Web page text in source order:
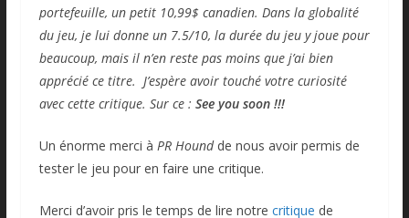
portefeuille, un petit 10,99$ canadien. Dans la globalité
du jeu, je lui donne un 7.5/10, la durée du jeu y joue pour
beaucoup, mais il n’en reste pas moins que j’ai bien
apprécié ce titre. J’espère avoir touché votre curiosité
avec cette critique. Sur ce : See you soon !!!
Un énorme merci à PR Houndde nous avoir permis de
tester le jeu pour en faire une critique.
Merci d’avoir pris le temps de lire notre critique de